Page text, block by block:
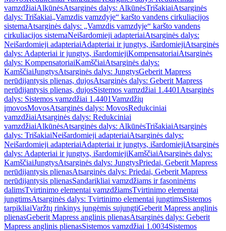
vamzdžiaiAlkūnėsAtsarginės dalys: AlkūnėsTrišakiaiAtsarginės
dalys: Trišakiai„Vamzdis vamzdyje“ karšto vandens cirkuliacijos
sistemaAtsarginės dalys: „Vamzdis vamzdyje“ karšto vandens
cirkuliacijos sistemaNeišardomieji adapteriaiAtsarginės dalys:
Neišardomieji adapteriaiAdapteriai ir jungtys, išardomiejiAtsarginės
dalys: Adapteriai ir jungtys, išardomiejiKompensatoriaiAtsarginės
dalys: KompensatoriaiKamščiaiAtsarginės dalys:
KamščiaiJungtysAtsarginės dalys: JungtysGeberit Mapress
nerūdijantysis plienas, dujosAtsarginės dalys: Geberit Mapress
nerūdijantysis plienas, dujosSistemos vamzdžiai 1.4401 Atsarginės
dalys: Sistemos vamzdžiai 1.4401Vamzdžių
įmovosMovosAtsarginės dalys: MovosRedukciniai
vamzdžiaiAtsarginės dalys: Redukciniai
vamzdžiaiAlkūnėsAtsarginės dalys: AlkūnėsTrišakiaiAtsarginės
dalys: TrišakiaiNeišardomieji adapteriaiAtsarginės dalys:
Neišardomieji adapteriaiAdapteriai ir jungtys, išardomiejiAtsarginės
dalys: Adapteriai ir jungtys, išardomiejiKamščiaiAtsarginės dalys:
KamščiaiJungtysAtsarginės dalys: JungtysPriedai, Geberit Mapress
nerūdijantysis plienasAtsarginės dalys: Priedai, Geberit Mapress
nerūdijantysis plienasSandarikliai vamzdžiams ir fasoninėms
dalimsTvirtinimo elementai vamzdžiamsTvirtinimo elementai
jungtimsAtsarginės dalys: Tvirtinimo elementai jungtimsSistemos
tarpikliaiVaržtų rinkinys jungėmis sujungtiGeberit Mapress anglinis
plienasGeberit Mapress anglinis plienasAtsarginės dalys: Geberit
Mapress anglinis plienasSistemos vamzdžiai 1.0034Sistemos